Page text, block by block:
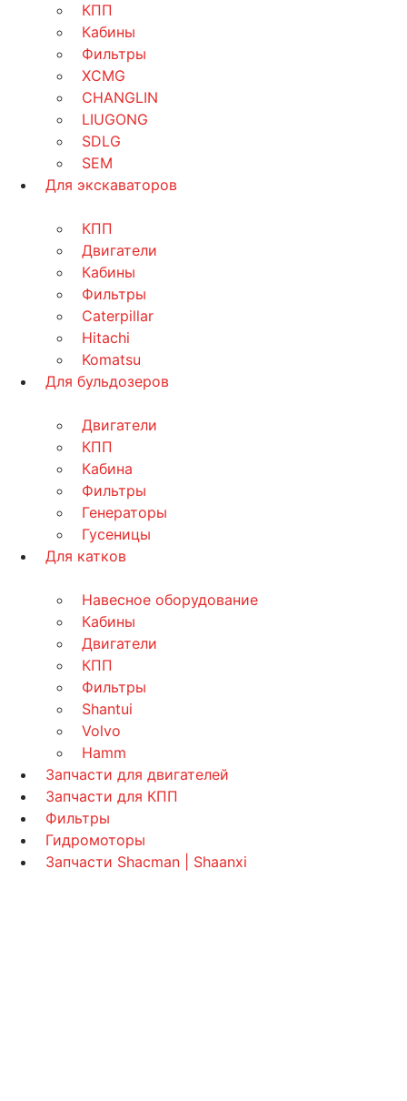
КПП
Кабины
Фильтры
XCMG
CHANGLIN
LIUGONG
SDLG
SEM
Для экскаваторов
КПП
Двигатели
Кабины
Фильтры
Caterpillar
Hitachi
Komatsu
Для бульдозеров
Двигатели
КПП
Кабина
Фильтры
Генераторы
Гусеницы
Для катков
Навесное оборудование
Кабины
Двигатели
КПП
Фильтры
Shantui
Volvo
Hamm
Запчасти для двигателей
Запчасти для КПП
Фильтры
Гидромоторы
Запчасти Shacman | Shaanxi